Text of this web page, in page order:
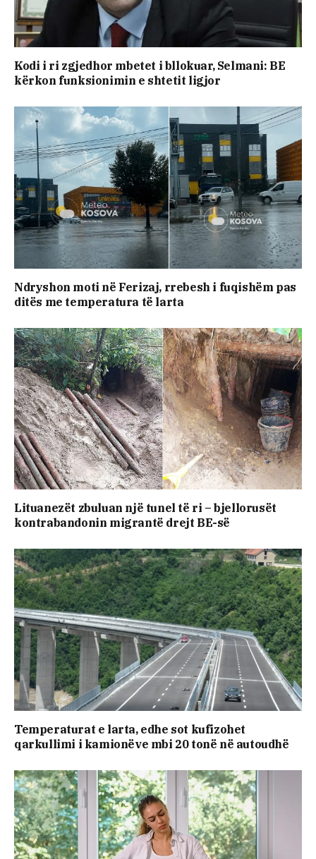
Kodi i ri zgjedhor mbetet i bllokuar, Selmani: BE
kërkon funksionimin e shtetit ligjor
Ndryshon moti në Ferizaj, rrebesh i fuqishëm pas
ditës me temperatura të larta
Lituanezët zbuluan një tunel të ri – bjellorusët
kontrabandonin migrantë drejt BE-së
​Temperaturat e larta, edhe sot kufizohet
qarkullimi i kamionëve mbi 20 tonë në autoudhë